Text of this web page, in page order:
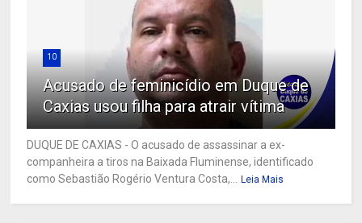
10
Acusado de feminicídio em Duque de
Caxias usou filha para atrair vítima
DUQUE DE CAXIAS - O acusado de assassinar a ex-
companheira a tiros na Baixada Fluminense, identificado
como Sebastião Rogério Ventura Costa,...
Leia Mais